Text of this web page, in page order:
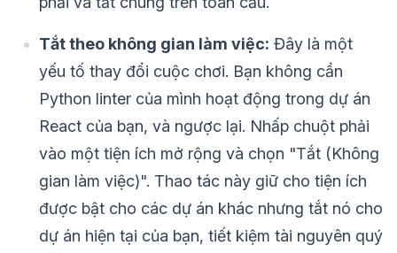
Tắt theo không gian làm việc: Đây là một
yếu tố thay đổi cuộc chơi. Bạn không cần
Python linter của mình hoạt động trong dự án
React của bạn, và ngược lại. Nhấp chuột phải
vào một tiện ích mở rộng và chọn "Tắt (Không
gian làm việc)". Thao tác này giữ cho tiện ích
được bật cho các dự án khác nhưng tắt nó cho
dự án hiện tại của bạn, tiết kiệm tài nguyên quý